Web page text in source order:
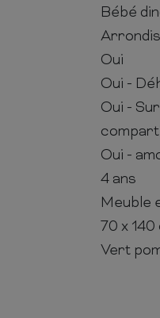
Bébé
Arrondis
Oui
Oui -
Oui -
Oui -
4 ans
Meuble
70 x 140
Vert